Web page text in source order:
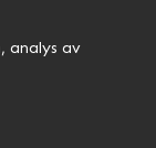
analys av